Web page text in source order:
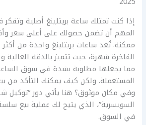
إذا كنت تمتلك ساعة بريتلينغ أصلية
المهم أن تضمن حصولك على أعلى سعر
ممكنة. تُعد ساعات بريتلينغ واحدة من
الفاخرة شهرة، حيث تتميز بالدقة العالية
مما يجعلها مطلوبة بشدة في سوق
المستعملة. ولكن كيف يمكنك التأكد من
وفي مكان موثوق؟ هنا يأتي دور “توكيل
السويسرية”، الذي يتيح لك عملية بيع
في السوق.